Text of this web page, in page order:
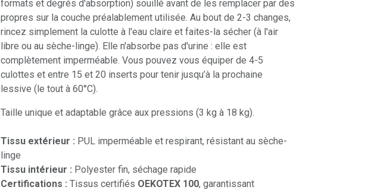
formats et degrés d'absorption) souillé avant de les remplacer par des
propres sur la couche préalablement utilisée. Au bout de 2-3 changes,
rincez simplement la culotte à l'eau claire et faites-la sécher (à l'air
libre ou au sèche-linge). Elle n'absorbe pas d'urine : elle est
complètement imperméable. Vous pouvez vous équiper de 4-5
culottes et entre 15 et 20 inserts pour tenir jusqu’à la prochaine
lessive (le tout à 60°C).
Taille unique et adaptable grâce aux pressions (3 kg à 18 kg).
Tissu extérieur : PUL imperméable et respirant, résistant au sèche-
linge
Tissu intérieur : Polyester fin, séchage rapide
Certifications : Tissus certifiés OEKOTEX 100, garantissant